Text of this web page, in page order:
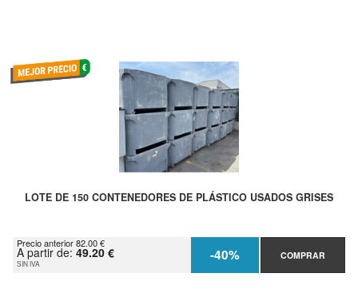
LOTE DE 150 CONTENEDORES DE PLÁSTICO USADOS GRISES
Precio anterior 82.00 €
A partir de: 49.20 €
SIN IVA -40% COMPRAR